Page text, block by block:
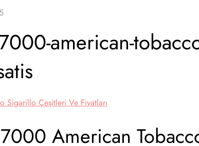
american-
Sigarillo Çeşitleri Ve Fiyatları
American